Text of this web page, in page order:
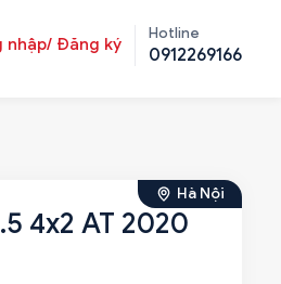
nhập/ Đăng ký
Hotline
0912269166
Hà Nội
4x2 AT 2020